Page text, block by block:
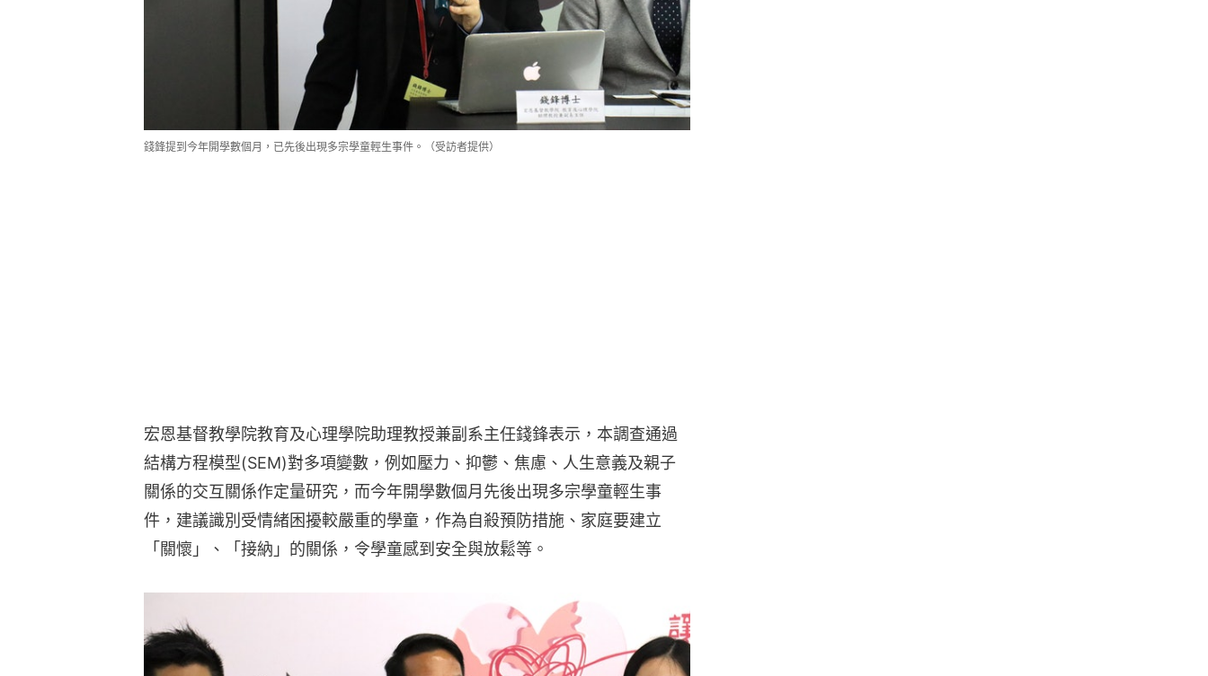
錢鋒提到今年開學數個月，已先後出現多宗學童輕生事件。（受訪者提供）
宏恩基督教學院教育及心理學院助理教授兼副系主任錢鋒表示，本調查通過
結構方程模型(SEM)對多項變數，例如壓力、抑鬱、焦慮、人生意義及親子
關係的交互關係作定量研究，而今年開學數個月先後出現多宗學童輕生事
件，建議識別受情緒困擾較嚴重的學童，作為自殺預防措施、家庭要建立
「關懷」、「接納」的關係，令學童感到安全與放鬆等。